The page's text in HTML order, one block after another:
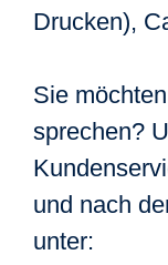
Drucken),
Sie
sprechen?
und nach
unter: